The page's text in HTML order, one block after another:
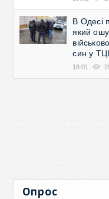
В Одесі
який
син у
18:01
Опрос